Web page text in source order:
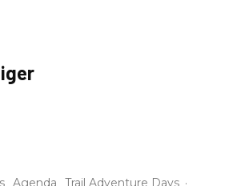
Agenda Trail Adventure Days ·